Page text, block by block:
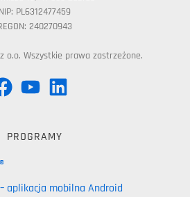
NIP: PL6312477459
240270943
o.o. Wszystkie prawa zastrzeżone.
PROGRAMY
aplikacja mobilna Android